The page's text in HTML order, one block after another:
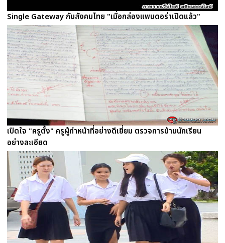
Single Gateway กับสังคมไทย "เมื่อกล่องแพนดอร่าเปิดแล้ว"
เปิดใจ "ครูตั้ง" ครูผู้ทำหน้าที่อย่างดีเยี่ยม ตรวจการบ้านนักเรียน
อย่างละเอียด